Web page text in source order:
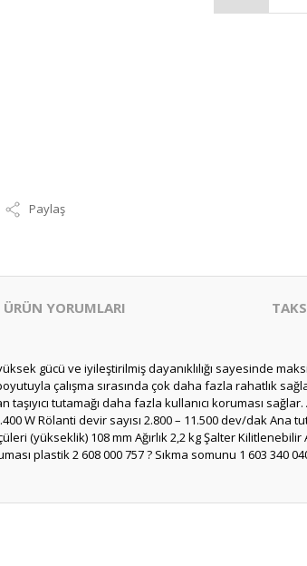
Paylaş
ÜRÜN YORUMLARI
gücü ve iyileştirilmiş dayanıklılığı sayesinde
çalışma sırasında çok daha fazla rahatlık
tutamağı daha fazla kullanıcı koruması
W Rölanti devir sayısı 2.800 – 11.500 dev/dak Ana
(yükseklik) 108 mm Ağırlık 2,2 kg Şalter
plastik 2 608 000 757 ? Sıkma somunu 1 603 340